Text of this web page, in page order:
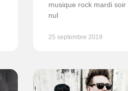
musique rock mardi
nul
25 septembre 2019